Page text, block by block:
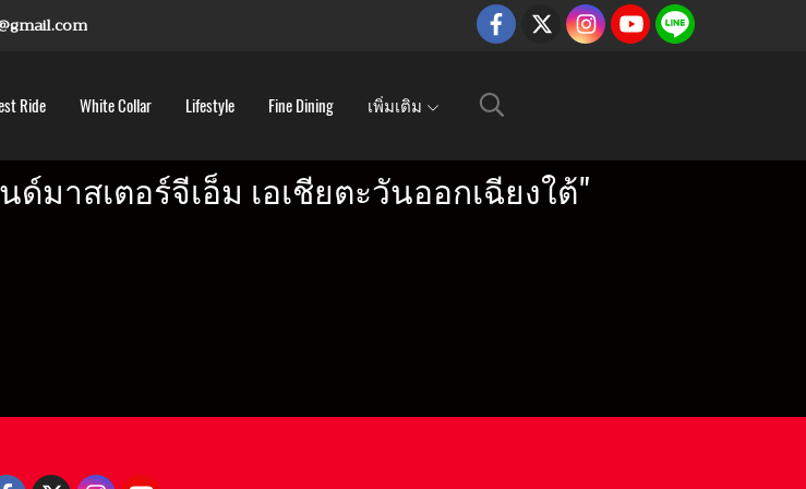
Ride White Collar Lifestyle Fine Dining เพิ่มเติม
มาสเตอร์จีเอ็ม เอเชียตะวันออกเฉียงใต้"